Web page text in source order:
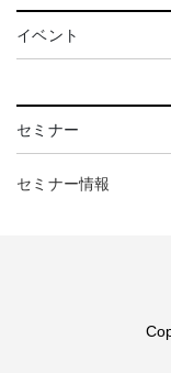
イベント
セミナー
セミナー情報